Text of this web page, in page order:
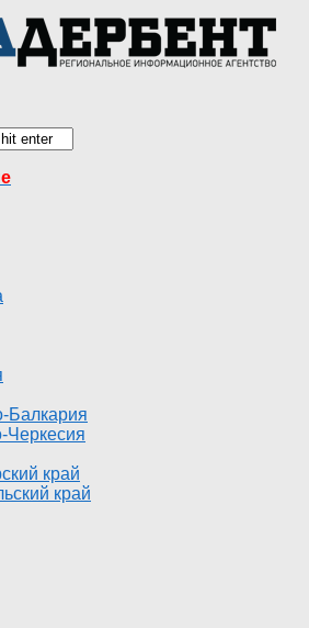
Балкария
Черкесия
край
край